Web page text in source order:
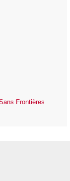
Frontières